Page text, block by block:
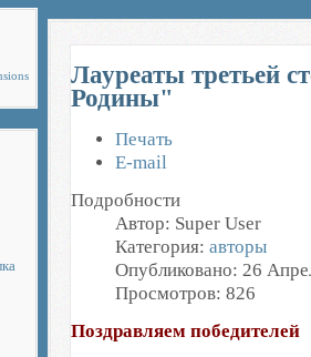
Лауреаты третьей
Родины"
Печать
E-mail
Подробности
Автор: Super User
Категория:авторы
Опубликовано: 26
Просмотров: 826
Поздравляем победителей